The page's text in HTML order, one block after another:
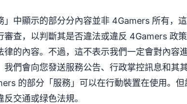
」中顯示的部分分內容並非 4Gamers 所有，
審查，以判斷其是否違法或違反 4Gamers 政
律的內容。不過，這不表示我們一定會對內容
我們會向您發送服務公告、行政掌控訊息和其
的部分「服務」可以在行動裝置在使用。
反交通或绿色法規。